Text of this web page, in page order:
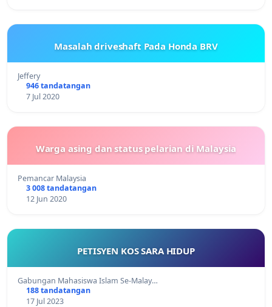
Masalah driveshaft Pada Honda BRV
Jeffery
946 tandatangan
7 Jul 2020
Warga asing dan status pelarian di Malaysia
Pemancar Malaysia
3 008 tandatangan
12 Jun 2020
PETISYEN KOS SARA HIDUP
Gabungan Mahasiswa Islam Se-Malay…
188 tandatangan
17 Jul 2023